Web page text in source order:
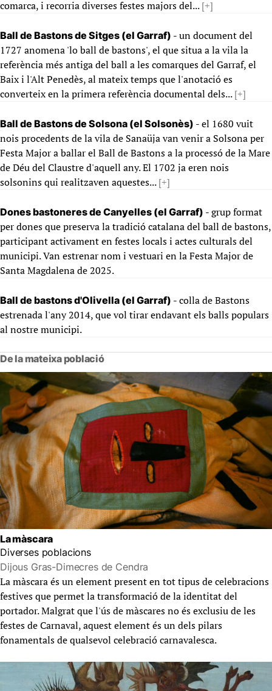
comarca, i recorria diverses festes majors del...[+]
Ball de Bastons de Sitges (el Garraf) - un document del
1727 anomena 'lo ball de bastons', el que situa a la vila la
referència més antiga del ball a les comarques del Garraf, el
Baix i l'Alt Penedès, al mateix temps que l'anotació es
converteix en la primera referència documental dels...[+]
Ball de Bastons de Solsona (el Solsonès) - el 1680 vuit
nois procedents de la vila de Sanaüja van venir a Solsona per
Festa Major a ballar el Ball de Bastons a la processó de la Mare
de Déu del Claustre d'aquell any. El 1702 ja eren nois
solsonins qui realitzaven aquestes...[+]
Dones bastoneres de Canyelles (el Garraf) - grup format
per dones que preserva la tradició catalana del ball de bastons,
participant activament en festes locals i actes culturals del
municipi. Van estrenar nom i vestuari en la Festa Major de
Santa Magdalena de 2025.
Ball de bastons d'Olivella (el Garraf) - colla de Bastons
estrenada l'any 2014, que vol tirar endavant els balls populars
al nostre municipi.
De la mateixa població
La màscara
Diverses poblacions
Dijous Gras-Dimecres de Cendra
La màscara és un element present en tot tipus de celebracions
festives que permet la transformació de la identitat del
portador. Malgrat que l'ús de màscares no és exclusiu de les
festes de Carnaval, aquest element és un dels pilars
fonamentals de qualsevol celebració carnavalesca.